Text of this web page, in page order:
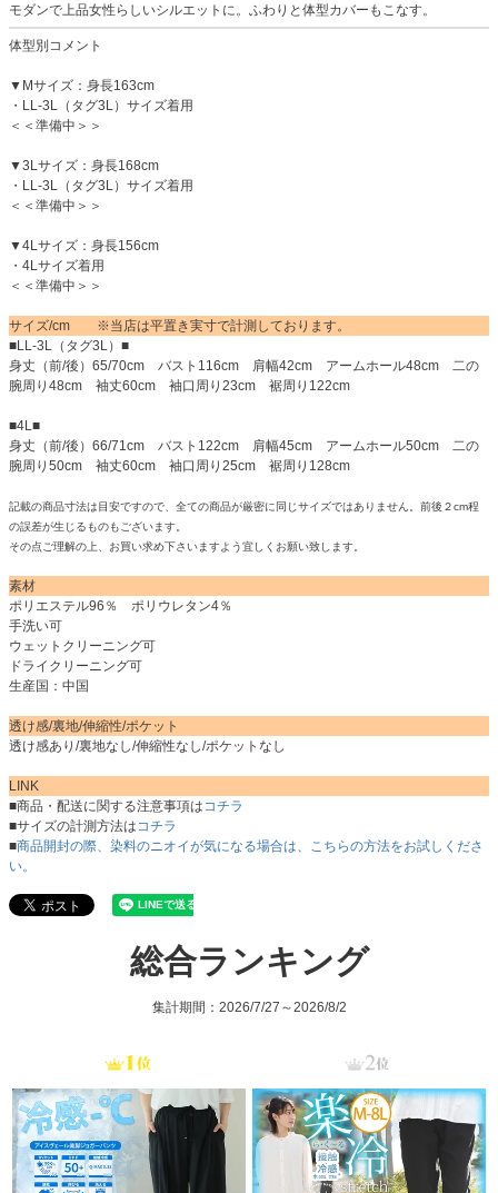
モダンで上品女性らしいシルエットに。ふわりと体型カバーもこなす。
体型別コメント
▼Mサイズ：身長163cm
・LL-3L（タグ3L）サイズ着用
＜＜準備中＞＞
▼3Lサイズ：身長168cm
・LL-3L（タグ3L）サイズ着用
＜＜準備中＞＞
▼4Lサイズ：身長156cm
・4Lサイズ着用
＜＜準備中＞＞
サイズ/cm ※当店は平置き実寸で計測しております。
■LL-3L（タグ3L）■
身丈（前/後）65/70cm バスト116cm 肩幅42cm アームホール48cm 二の
腕周り48cm 袖丈60cm 袖口周り23cm 裾周り122cm
■4L■
身丈（前/後）66/71cm バスト122cm 肩幅45cm アームホール50cm 二の
腕周り50cm 袖丈60cm 袖口周り25cm 裾周り128cm
記載の商品寸法は目安ですので、全ての商品が厳密に同じサイズではありません。前後２cm程
の誤差が生じるものもございます。
その点ご理解の上、お買い求め下さいますよう宜しくお願い致します。
素材
ポリエステル96％ ポリウレタン4％
手洗い可
ウェットクリーニング可
ドライクリーニング可
生産国：中国
透け感/裏地/伸縮性/ポケット
透け感あり/裏地なし/伸縮性なし/ポケットなし
LINK
■商品・配送に関する注意事項は コチラ
■サイズの計測方法は コチラ
■商品開封の際、染料のニオイが気になる場合は、こちらの方法をお試しくださ
い。
総合ランキング
集計期間：2026/7/27～2026/8/2